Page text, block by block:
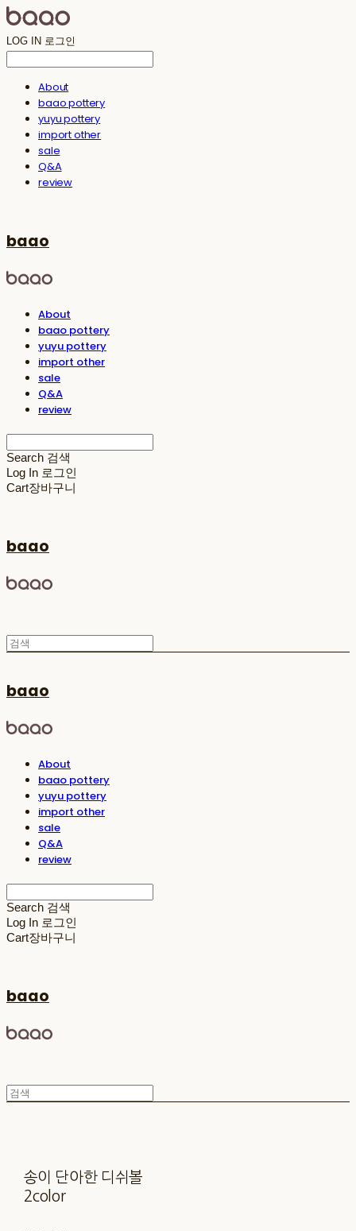
LOG IN 로그인
About
baao pottery
yuyu pottery
import other
sale
Q&A
review
baao
About
baao pottery
yuyu pottery
import other
sale
Q&A
review
Search 검색
Log In 로그인
Cart장바구니
baao
baao
About
baao pottery
yuyu pottery
import other
sale
Q&A
review
Search 검색
Log In 로그인
Cart장바구니
baao
송이 단아한 디쉬볼
2color